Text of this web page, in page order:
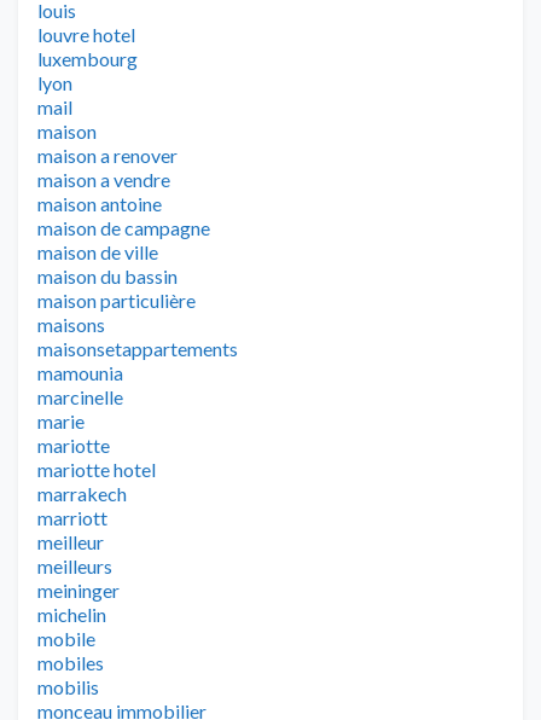
louis
louvre hotel
luxembourg
lyon
mail
maison
maison a renover
maison a vendre
maison antoine
maison de campagne
maison de ville
maison du bassin
maison particulière
maisons
maisonsetappartements
mamounia
marcinelle
marie
mariotte
mariotte hotel
marrakech
marriott
meilleur
meilleurs
meininger
michelin
mobile
mobiles
mobilis
monceau immobilier